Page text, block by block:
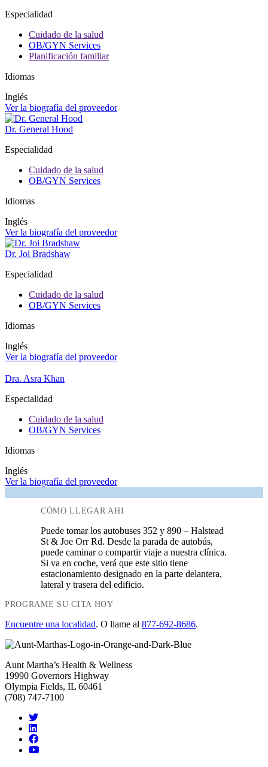
Especialidad
Cuidado de la salud
OB/GYN Services
Planificación familiar
Idiomas
Inglés
Ver la biografía del proveedor
Dr. General Hood
Especialidad
Cuidado de la salud
OB/GYN Services
Idiomas
Inglés
Ver la biografía del proveedor
Dr. Joi Bradshaw
Especialidad
Cuidado de la salud
OB/GYN Services
Idiomas
Inglés
Ver la biografía del proveedor
Dra. Asra Khan
Especialidad
Cuidado de la salud
OB/GYN Services
Idiomas
Inglés
Ver la biografía del proveedor
CÓMO LLEGAR AHI
Puede tomar los autobuses 352 y 890 – Halstead
St & Joe Orr Rd. Desde la parada de autobús,
puede caminar o compartir viaje a nuestra clínica.
Si va en coche, verá que este sitio tiene
estacionamiento designado en la parte delantera,
lateral y trasera del edificio.
PROGRAME SU CITA HOY
Encuentre una localidad. O llame al 877-692-8686.
Aunt Martha’s Health & Wellness
19990 Governors Highway
Olympia Fields, IL 60461
(708) 747-7100